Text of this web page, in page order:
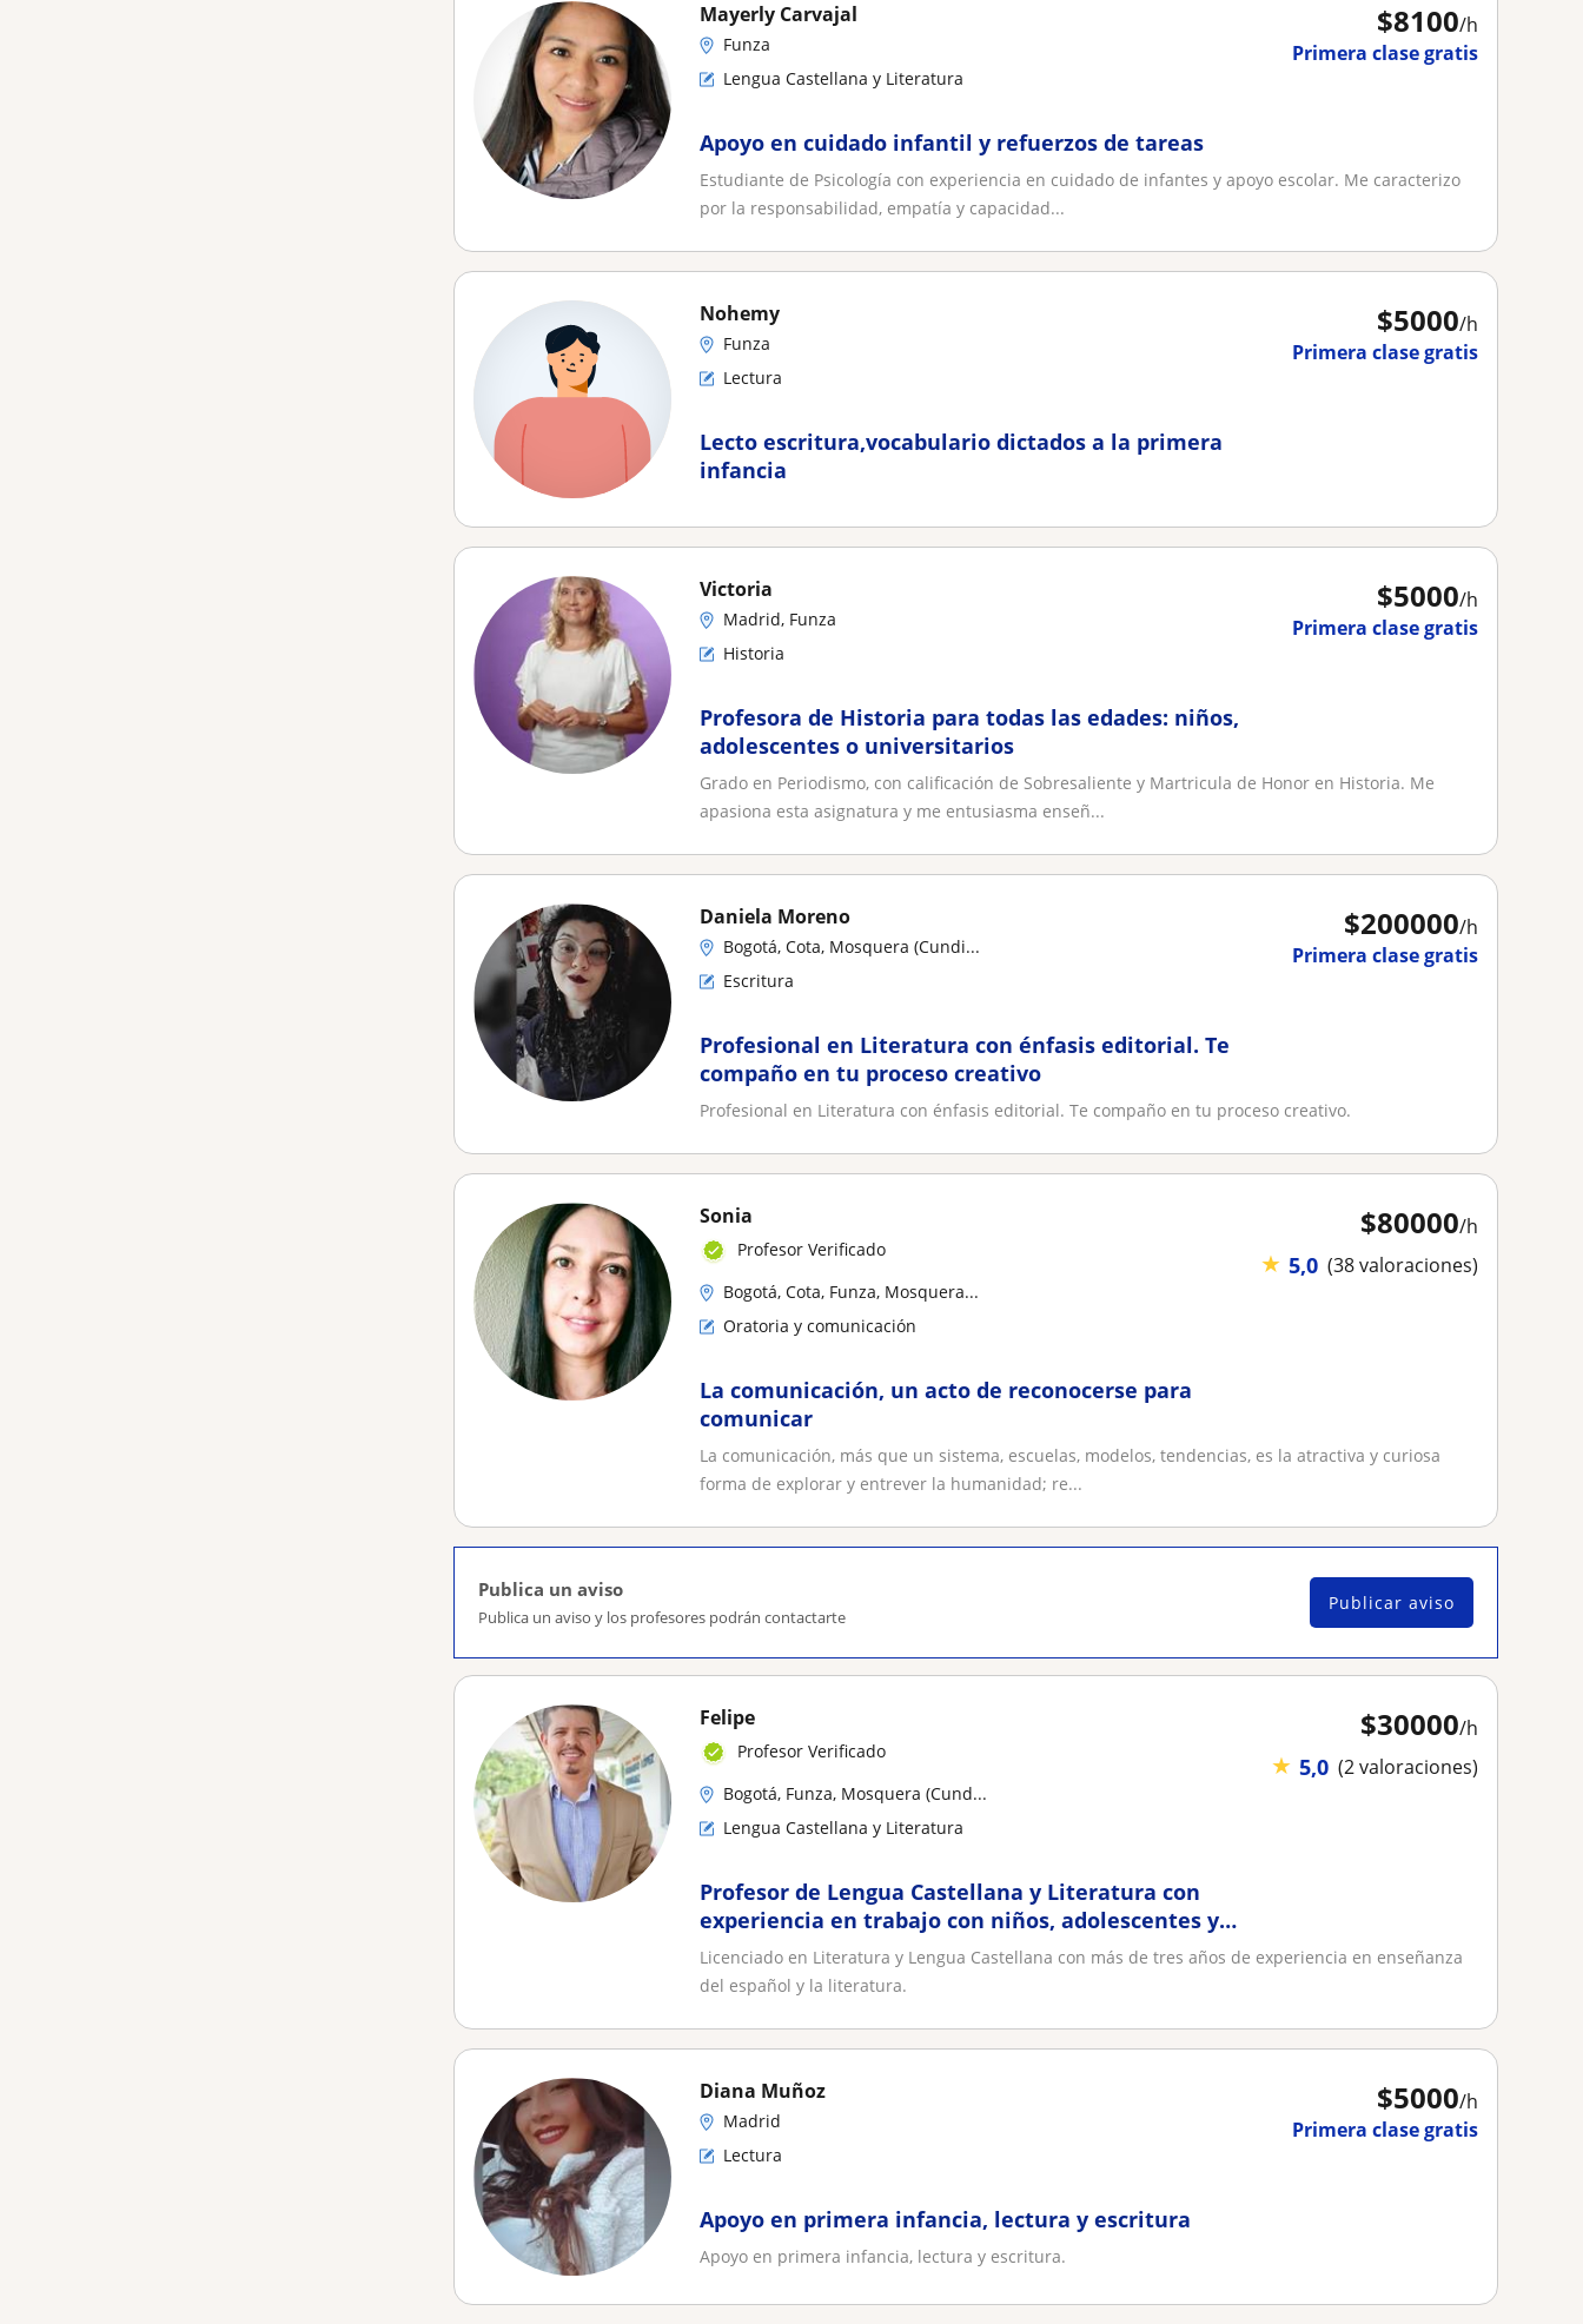
$8100/h
Primera clase gratis
Mayerly Carvajal
Funza
Lengua Castellana y Literatura
Apoyo en cuidado infantil y refuerzos de tareas
Estudiante de Psicología con experiencia en cuidado de infantes y apoyo escolar. Me caracterizo
por la responsabilidad, empatía y capacidad...
$5000/h
Primera clase gratis
Nohemy
Funza
Lectura
Lecto escritura,vocabulario dictados a la primera
infancia
$5000/h
Primera clase gratis
Victoria
Madrid, Funza
Historia
Profesora de Historia para todas las edades: niños,
adolescentes o universitarios
Grado en Periodismo, con calificación de Sobresaliente y Martricula de Honor en Historia. Me
apasiona esta asignatura y me entusiasma enseñ...
$200000/h
Primera clase gratis
Daniela Moreno
Bogotá, Cota, Mosquera (Cundi...
Escritura
Profesional en Literatura con énfasis editorial. Te
compaño en tu proceso creativo
Profesional en Literatura con énfasis editorial. Te compaño en tu proceso creativo.
$80000/h
★ 5,0 (38 valoraciones)
Sonia
Profesor Verificado
Bogotá, Cota, Funza, Mosquera...
Oratoria y comunicación
La comunicación, un acto de reconocerse para
comunicar
La comunicación, más que un sistema, escuelas, modelos, tendencias, es la atractiva y curiosa
forma de explorar y entrever la humanidad; re...
Publica un aviso
Publica un aviso y los profesores podrán contactarte
Publicar aviso
$30000/h
★ 5,0 (2 valoraciones)
Felipe
Profesor Verificado
Bogotá, Funza, Mosquera (Cund...
Lengua Castellana y Literatura
Profesor de Lengua Castellana y Literatura con
experiencia en trabajo con niños, adolescentes y
adultos
Licenciado en Literatura y Lengua Castellana con más de tres años de experiencia en enseñanza
del español y la literatura.
$5000/h
Primera clase gratis
Diana Muñoz
Madrid
Lectura
Apoyo en primera infancia, lectura y escritura
Apoyo en primera infancia, lectura y escritura.